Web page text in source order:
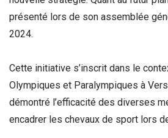
présenté lors de son assemblée
2024.
Cette initiative s’inscrit dans le
Olympiques et Paralympiques à
démontré l’efficacité des diverses
encadrer les chevaux de sport lors